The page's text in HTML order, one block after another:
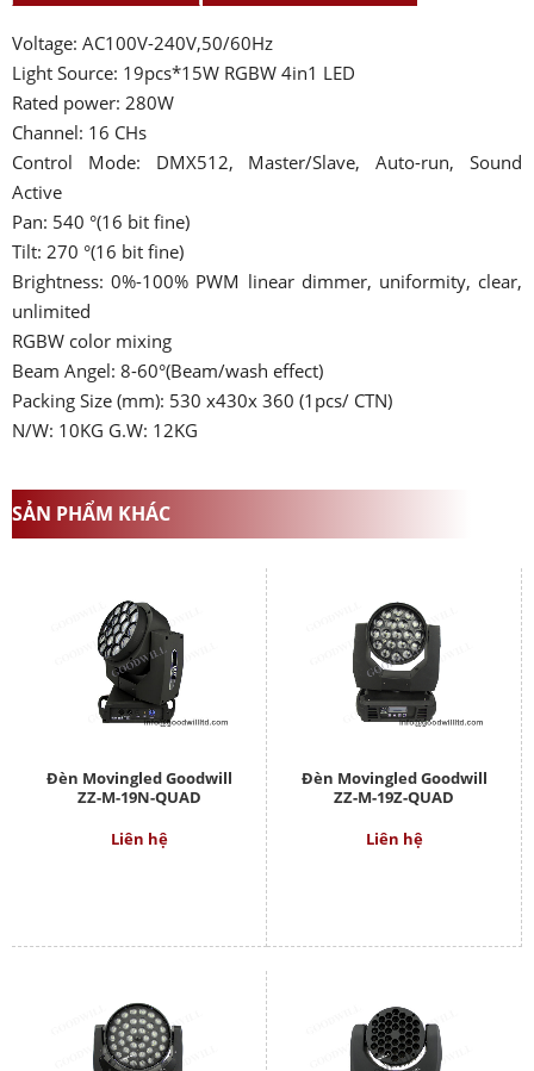
Voltage: AC100V-240V,50/60Hz
Light Source: 19pcs*15W RGBW 4in1 LED
Rated power: 280W
Channel: 16 CHs
Control Mode: DMX512, Master/Slave, Auto-run, Sound
Active
Pan: 540 °(16 bit fine)
Tilt: 270 °(16 bit fine)
Brightness: 0%-100% PWM linear dimmer, uniformity, clear,
unlimited
RGBW color mixing
Beam Angel: 8-60°(Beam/wash effect)
Packing Size (mm): 530 x430x 360 (1pcs/ CTN)
N/W: 10KG G.W: 12KG
SẢN PHẨM KHÁC
Đèn Movingled Goodwill
ZZ-M-19N-QUAD
Liên hệ
Đèn Movingled Goodwill
ZZ-M-19Z-QUAD
Liên hệ